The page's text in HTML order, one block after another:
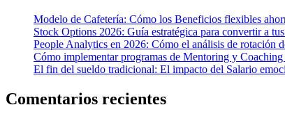
Modelo de Cafetería: Cómo los Beneficios flexibles
Stock Options 2026: Guía estratégica para convertir a
People Analytics en 2026: Cómo el análisis de rotación
Cómo implementar programas de Mentoring y
El fin del sueldo tradicional: El impacto del Salario
Comentarios recientes